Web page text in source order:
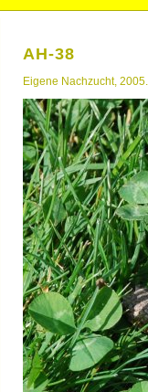
AH-38
Eigene Nachzucht,